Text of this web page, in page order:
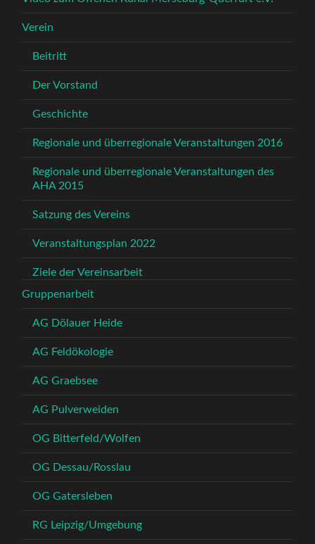
Verein
Beitritt
Der Vorstand
Geschichte
Regionale und überregionale Veranstaltungen 2016
Regionale und überregionale Veranstaltungen des
AHA 2015
Satzung des Vereins
Veranstaltungsplan 2022
Ziele der Vereinsarbeit
Gruppenarbeit
AG Dölauer Heide
AG Feldökologie
AG Graebsee
AG Pulverweiden
OG Bitterfeld/Wolfen
OG Dessau/Rosslau
OG Gatersleben
RG Leipzig/Umgebung